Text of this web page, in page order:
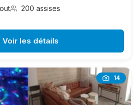
200 assises
Voir les détails
14